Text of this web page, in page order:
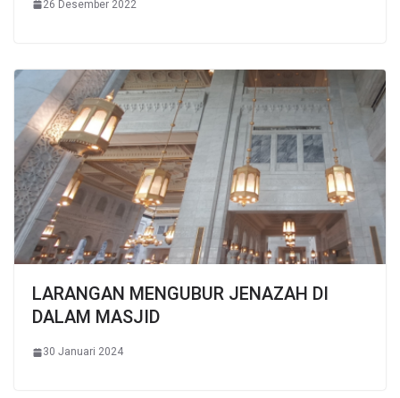
26 Desember 2022
LARANGAN MENGUBUR JENAZAH DI
DALAM MASJID
30 Januari 2024